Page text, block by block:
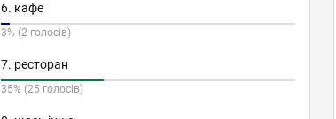
6. кафе
3% (2 голосів)
7. ресторан
35% (25 голосів)